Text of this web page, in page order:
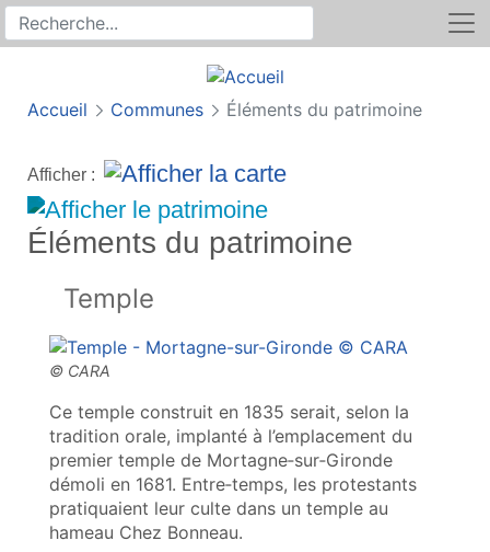
Recherche sur le site
Rechercher
Accueil Communes Éléments du patrimoine
Afficher :
Éléments du patrimoine
Temple
Ce temple construit en 1835 serait, selon la
tradition orale, implanté à l’emplacement du
premier temple de Mortagne‑sur‑Gironde
démoli en 1681. Entre‑temps, les protestants
pratiquaient leur culte dans un temple au
hameau Chez Bonneau.